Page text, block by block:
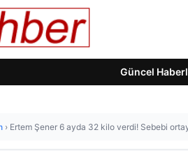
Güncel
› Ertem Şener 6 ayda 32 kilo verdi! Sebebi